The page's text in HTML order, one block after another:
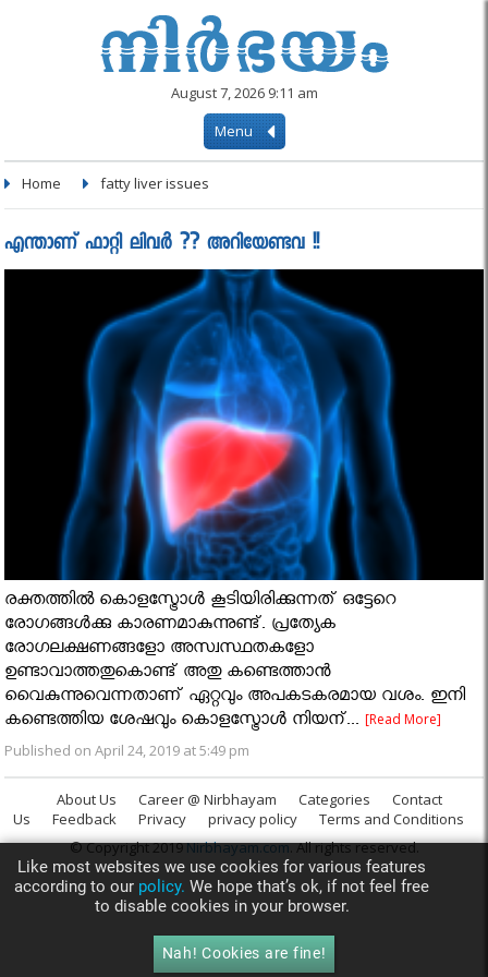
August 7, 2026 9:11 am
Menu
Home fatty liver issues
എന്താണ് ഫാറ്റി ലിവർ ?? അറിയേണ്ടവ !!
രക്തത്തിൽ കൊളസ്ട്രോൾ കൂടിയിരിക്കുന്നത് ഒട്ടേറെ
രോഗങ്ങൾക്കു കാരണമാകുന്നുണ്ട്. പ്രത്യേക
രോഗലക്ഷണങ്ങളോ അസ്വസ്ഥതകളോ
ഉണ്ടാവാത്തതുകൊണ്ട് അതു കണ്ടെത്താൻ
വൈകുന്നുവെന്നതാണ് ഏറ്റവും അപകടകരമായ വശം. ഇനി
കണ്ടെത്തിയ ശേഷവും കൊളസ്ട്രോൾ നിയന്...[Read More]
Published on April 24, 2019 at 5:49 pm
About Us Career @ Nirbhayam Categories
Contact
Us
Feedback Privacy privacy policy
Terms and Conditions
© Copyright 2019Nirbhayam.com. All rights reserved.
Like most websites we use cookies for various features
according to our policy. We hope that’s ok, if not feel free
to disable cookies in your browser.
Nah! Cookies are fine!